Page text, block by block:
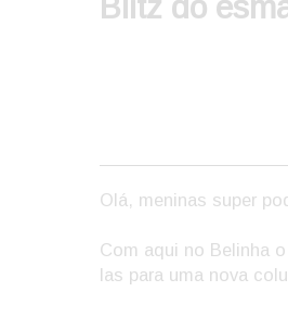
Olá, meninas super
Com aqui no Belinha
las para uma nova